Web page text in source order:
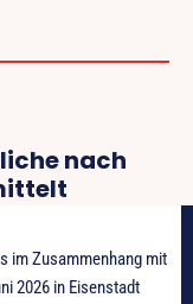
nach
im Zusammenhang mit
2026 in Eisenstadt